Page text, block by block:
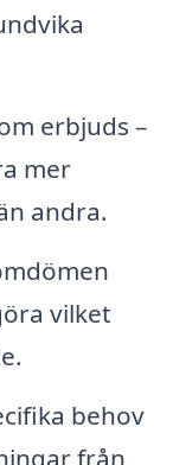
erbjuds –
mer
andra.
vilket
behov
från